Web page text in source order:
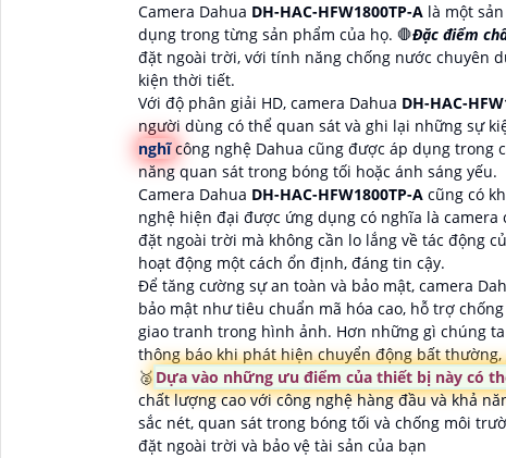
Camera Dahua DH-HAC-HFW1800TP-A là một
dụng trong từng sản phẩm của họ. 🛑Đặc điểm
đặt ngoài trời, với tính năng chống nước chuyên
kiện thời tiết.
Với độ phân giải HD, camera Dahua DH-HAC-
người dùng có thể quan sát và ghi lại những sự
nghĩcông nghệ Dahua cũng được áp dụng trong
năng quan sát trong bóng tối hoặc ánh sáng yếu.
Camera Dahua DH-HAC-HFW1800TP-A cũng có
nghệ hiện đại được ứng dụng có nghĩa là
đặt ngoài trời mà không cần lo lắng về tác động
hoạt động một cách ổn định, đáng tin cậy.
Để tăng cường sự an toàn và bảo mật, camera
bảo mật như tiêu chuẩn mã hóa cao, hỗ trợ
giao tranh trong hình ảnh. Hơn những gì chúng
thông báo khi phát hiện chuyển động bất
️🥈 Dựa vào những ưu điểm của thiết bị này có
chất lượng cao với công nghệ hàng đầu và khả
sắc nét, quan sát trong bóng tối và chống môi
đặt ngoài trời và bảo vệ tài sản của bạn